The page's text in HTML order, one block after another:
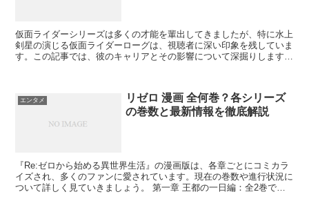
仮面ライダーシリーズは多くの才能を輩出してきましたが、特に水上
剣星の演じる仮面ライダーローグは、視聴者に深い印象を残していま
す。この記事では、彼のキャリアとその影響について深掘りします。
エンタメ
リゼロ 漫画 全何巻？各シリーズ
の巻数と最新情報を徹底解説
『Re:ゼロから始める異世界生活』の漫画版は、各章ごとにコミカラ
イズされ、多くのファンに愛されています。現在の巻数や進行状況に
ついて詳しく見ていきましょう。 第一章 王都の一日編：全2巻で完